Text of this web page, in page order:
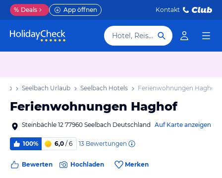
% Deals App öffnen Kontakt
Hotel, Reiseziel
Seelbach Urlaub Seelbach Hotels Ferienwohnungen Haghof
Ferienwohnungen Haghof
Steinbächle 12 77960 Seelbach Deutschland Auf Karte anzeigen
100% 6,0 / 6 13 Bewertungen
Bewerten Hochladen Merken